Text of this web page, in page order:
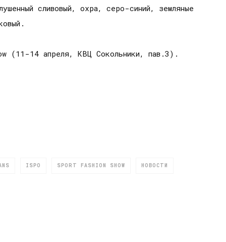
сливовый, охра, серо-синий, земляные
(11-14 апреля, КВЦ Сокольники, пав.3).
ISPO SPORT FASHION SHOW НОВОСТИ